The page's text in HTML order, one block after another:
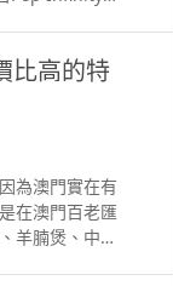
資訊、心情話
地多個高人氣
『蘇蘇的部
落格 網站及
中國
台灣痞客邦
情話語文章
高人氣時尚生
的部落』
落格 網站及
CTM。
國搜狐新聞網
南非鮑魚，那
拉斯加蟹肉和
時蘇蘇有點驚
藏著大量的花
是以新鮮的西
對是低調奢華
式，皆因香
，肉質彈牙鮮
浸鮮蔬也是蘇
的，兒菜口感
喝那一種，可
魚球 TFOR
，美味 這麼
法包多士
嫩的，那個沾
，我們就繼續
分別有大、
鮮非常新鮮，
廳 大大只的帶
很喜歡黑松
典角色為創作
有部份還是
雷斯 David
等。 「Pop
術項目，首先
Mickey，
家David Flores
比高的特
為澳門實在有
在澳門百老匯
羊腩煲、中式